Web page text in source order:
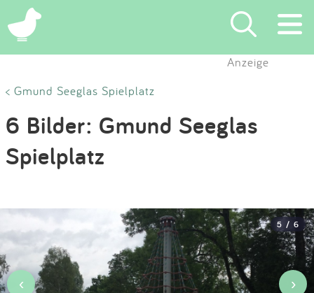
×
Suchen
Eintragen
Blog
Partner
Kontakt
Anzeige
< Gmund Seeglas Spielplatz
6 Bilder: Gmund Seeglas
Spielplatz
5 / 6
‹ ›